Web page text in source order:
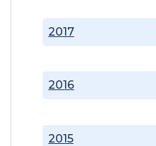
2015
2016
2017